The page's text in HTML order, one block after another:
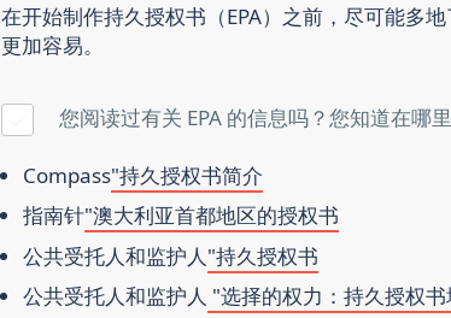
在开始制作持久授权书（EPA）之前，尽可能多
更加容易。
您阅读过有关 EPA 的信息吗？您知道在哪
Compass"持久授权书简介
指南针"澳大利亚首都地区的授权书
公共受托人和监护人"持久授权书
公共受托人和监护人 "选择的权力：持久授权书